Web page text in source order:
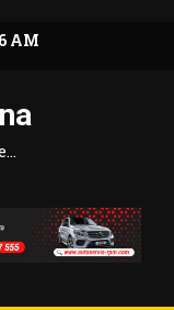
AM